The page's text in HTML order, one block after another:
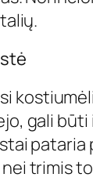
gali
trimis